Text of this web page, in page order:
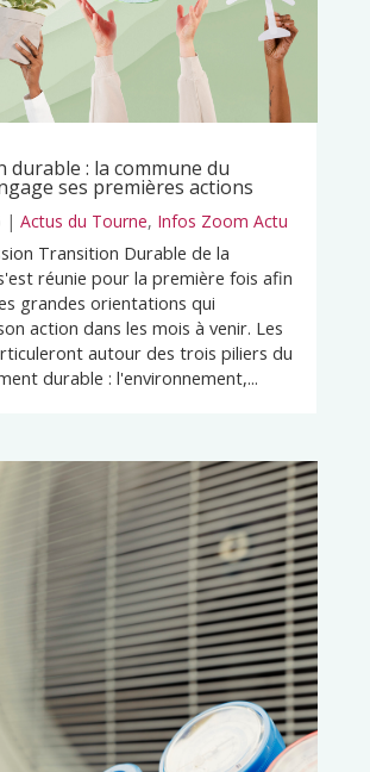
durable : la commune du
ses premières actions
| Actus du Tourne, Infos Zoom Actu
Transition Durable de la
réunie pour la première fois afin
grandes orientations qui
action dans les mois à venir. Les
autour des trois piliers du
durable : l'environnement,...